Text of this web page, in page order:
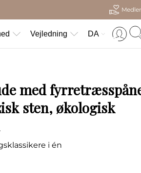
Vejledning DA
med
sten, økologisk
i én